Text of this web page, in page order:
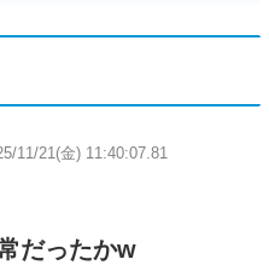
11/21(金) 11:40:07.81
だったかw